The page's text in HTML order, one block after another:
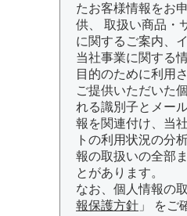
たお客様情報をお
供、 取扱い商品・
に関するご案内、
当社事業に関する
目的のために利用
ご提供いただいた
れる識別子とメー
報を関連付け、当
トの利用状況の分
報の取扱いの全部
とがあります。
なお、個人情報の
報保護方針 」 をご